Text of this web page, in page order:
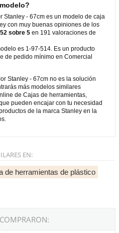
Stanley - 67cm es un modelo de caja
con muy buenas opiniones de los
sobre 5 en 191 valoraciones de
es 1-97-514. Es un producto
de pedido mínimo en Comercial
Stanley - 67cm no es la solución
más modelos similares
de Cajas de herramientas,
pueden encajar con tu necesidad
de la marca Stanley en la
EN:
de herramientas de plástico